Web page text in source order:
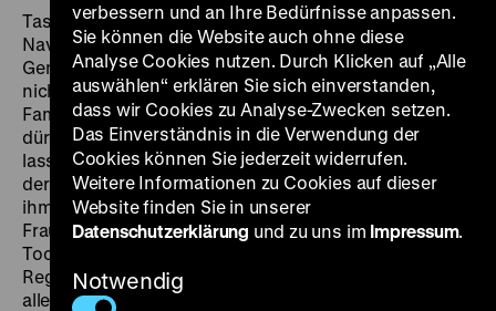
Tasio wächst in dem Dorf Urbasa in den Bergen von
Navarra auf. Die Männer der Familien sind seit
Generationen Köhler. Das Leben auf dem Land ist
nicht einfach und voller Entbehrungen. Tasio und seine
Familie überleben durch Wildern und Angeln, dabei
dürfen sie sich nicht von der Guardia Civil erwischen
lassen. Tasios bester Freund sucht hingegen Arbeit in
der Stadt und möchte Tasio davon überzeugen, mit
ihm zu gehen. Doch der entscheidet sich, mit seiner
Frau Paulina auf dem Land zu bleiben. Als seine
Tochter geboren wird, verschlimmert sich die Lage…
Regisseur Montxo Armendáriz interessiert sich vor
allem für den Rhythmus des Lebens und Überlebens
verbessern und an Ihre Bedürfnisse anpassen.
Sie können die Website auch ohne diese
Analyse Cookies nutzen. Durch Klicken auf „Alle
auswählen“ erklären Sie sich einverstanden,
dass wir Cookies zu Analyse-Zwecken setzen.
Das Einverständnis in die Verwendung der
Cookies können Sie jederzeit widerrufen.
Weitere Informationen zu Cookies auf dieser
Website finden Sie in unserer
Datenschutzerklärung und zu uns im Impressum.
Notwendig